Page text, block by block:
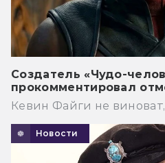
Создатель «Чудо-
прокомментировал
Кевин Файги не
Новости